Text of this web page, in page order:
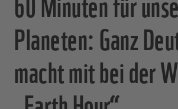
Planeten: Ganz
macht mit bei der